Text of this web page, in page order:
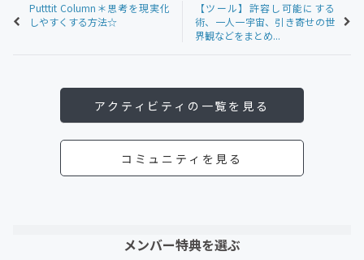
Putttit Column＊思考を現実化
しやすくする方法☆
【ツール】許容し可能にする
術、一人一宇宙、引き寄せの世
界観などをまとめ...
アクティビティの一覧を見る
コミュニティを見る
メンバー特典を選ぶ